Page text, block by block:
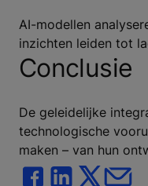
AI-modellen
inzichten leiden tot
Conclusie
De geleidelijke
technologische
maken – van hun